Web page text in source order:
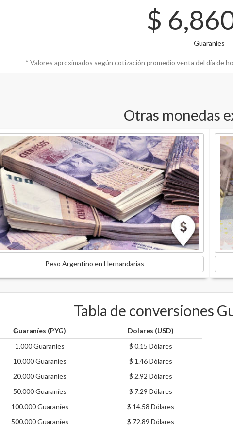
$
Guaraníes
* Valores aproximados según cotización promedio venta del día de
Otras monedas
Peso Argentino en Hernandarias
Tabla de conversiones
₲uaraníes (PYG)
Dolares (USD)
1.000 Guaraníes
$ 0.15 Dólares
10.000 Guaraníes
$ 1.46 Dólares
20.000 Guaraníes
$ 2.92 Dólares
50.000 Guaraníes
$ 7.29 Dólares
100.000 Guaraníes
$ 14.58 Dólares
500.000 Guaraníes
$ 72.89 Dólares